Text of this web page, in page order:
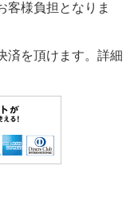
担となりま
済を頂けます。詳細